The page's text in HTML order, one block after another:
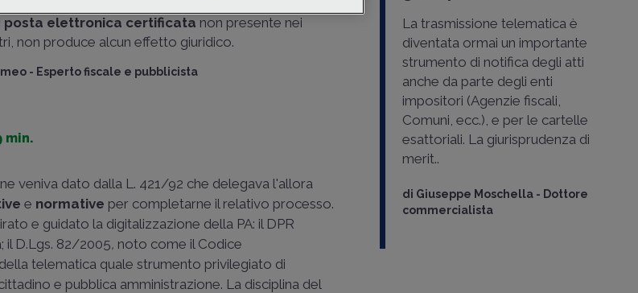
posta elettronica certificata non presente nei
non produce alcun effetto giuridico.
- Esperto fiscale e pubblicista
min.
veniva dato dalla L. 421/92 che delegava l'allora
e normative per completarne il relativo processo.
e guidato la digitalizzazione della PA: il DPR
il D.Lgs. 82/2005, noto come il Codice
telematica quale strumento privilegiato di
e pubblica amministrazione. La disciplina del
La trasmissione telematica è
diventata ormai un importante
strumento di notifica degli atti
anche da parte degli enti
impositori (Agenzie fiscali,
Comuni, ecc.), e per le cartelle
esattoriali. La giurisprudenza di
merit..
di Giuseppe Moschella - Dottore
commercialista